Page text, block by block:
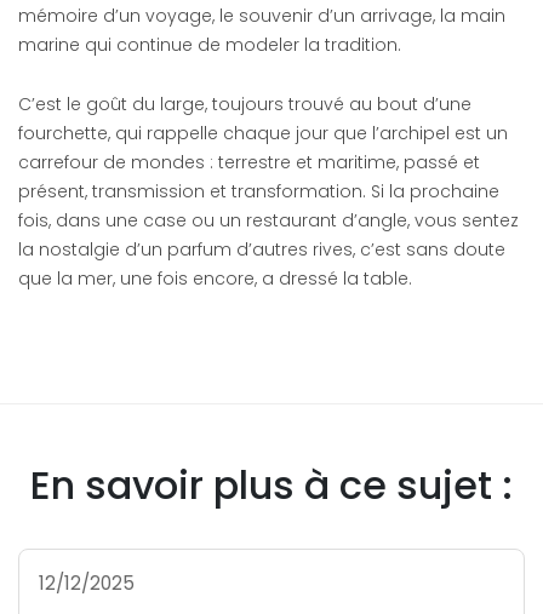
mémoire d’un voyage, le souvenir d’un arrivage, la main
marine qui continue de modeler la tradition.
C’est le goût du large, toujours trouvé au bout d’une
fourchette, qui rappelle chaque jour que l’archipel est un
carrefour de mondes : terrestre et maritime, passé et
présent, transmission et transformation. Si la prochaine
fois, dans une case ou un restaurant d’angle, vous sentez
la nostalgie d’un parfum d’autres rives, c’est sans doute
que la mer, une fois encore, a dressé la table.
En savoir plus à ce sujet :
12/12/2025